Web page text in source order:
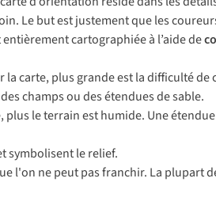
Le but est justement que les
cartographiée à l’aide de
la carte, plus grande est la difficulté de
champs ou des étendues de sable.
plus le terrain est humide. Une
symbolisent le relief.
l'on ne peut pas franchir. La plupart